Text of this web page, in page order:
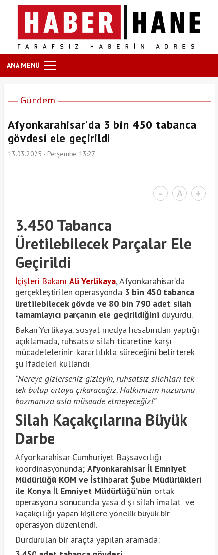
ANA MENÜ
Gündem
Afyonkarahisar’da 3 bin 450 tabanca
gövdesi ele geçirildi
13.03.2025 - Perşembe 13:27
- A +
3.450 Tabanca
Üretilebilecek Parçalar Ele
Geçirildi
İçişleri Bakanı Ali Yerlikaya, Afyonkarahisar’da
gerçekleştirilen operasyonda 3 bin 450 tabanca
üretilebilecek gövde ve 80 bin 790 adet silah
tamamlayıcı parçanın ele geçirildiğini duyurdu.
Bakan Yerlikaya, sosyal medya hesabından yaptığı
açıklamada, ruhsatsız silah ticaretine karşı
mücadelelerinin kararlılıkla süreceğini belirterek
şu ifadeleri kullandı:
“Nereye gizlerseniz gizleyin, ruhsatsız silahları tek
tek bulup ortaya çıkaracağız. Halkımızın huzurunu
bozmanıza asla müsaade etmeyeceğiz!”
Silah Kaçakçılarına Büyük
Darbe
Afyonkarahisar Cumhuriyet Başsavcılığı
koordinasyonunda; Afyonkarahisar İl Emniyet
Müdürlüğü KOM ve İstihbarat Şube Müdürlükleri
ile Konya İl Emniyet Müdürlüğü’nün ortak
operasyonu sonucunda yasa dışı silah imalatı ve
kaçakçılığı yapan kişilere yönelik büyük bir
operasyon düzenlendi.
Durdurulan bir araçta yapılan aramada: